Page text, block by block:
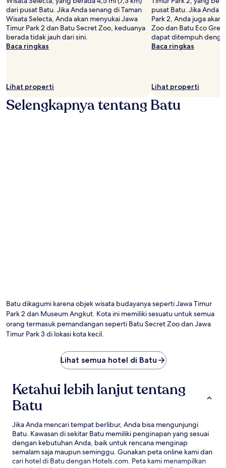
ketersediaan
dapat
berubah
sewaktu-
waktu.
berlaku.
dari pusat Batu. Jika Anda senang di Taman
Wisata Selecta, Anda akan menyukai Jawa
Timur Park 2 dan Batu Secret Zoo, keduanya
berada tidak jauh dari sini.
Baca ringkas
Lihat properti
pusat Batu. Jika Anda
Park 2, Anda juga
Zoo dan Batu Eco
dapat ditempuh
Baca ringkas
Lihat properti
Selengkapnya tentang Batu
Batu dikagumi karena objek wisata budayanya seperti Jawa Timur
Park 2 dan Museum Angkut. Kota ini memiliki sesuatu untuk semua
orang termasuk pemandangan seperti Batu Secret Zoo dan Jawa
Timur Park 3 di lokasi kota kecil.
Lihat semua hotel di Batu
Ketahui lebih lanjut tentang
Batu
Jika Anda mencari tempat berlibur, Anda bisa mengunjungi
Batu. Kawasan di sekitar Batu memiliki penginapan yang sesuai
dengan kebutuhan Anda, baik untuk rencana menginap
semalam saja maupun seminggu. Gunakan peta online kami dan
cari hotel di Batu dengan Hotels.com. Peta kami menampilkan